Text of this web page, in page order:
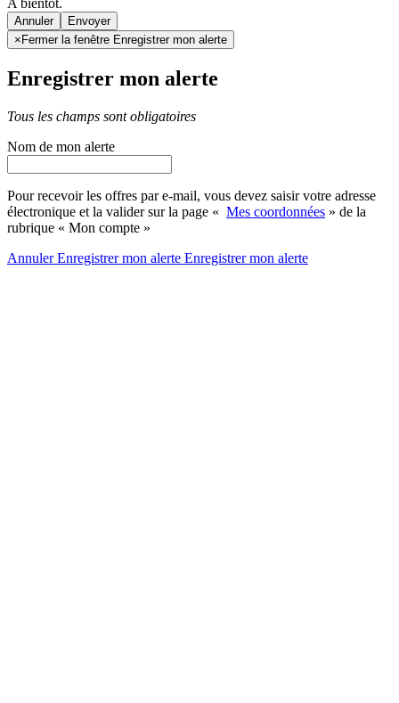
A bientôt.
Annuler
× Fermer la fenêtre Enregistrer mon alerte
Enregistrer mon alerte
Tous les champs sont obligatoires
Nom de mon alerte
Pour recevoir les offres par e-mail, vous devez saisir votre adresse
électronique et la valider sur la page « Mes coordonnées » de la
rubrique « Mon compte »
AnnulerEnregistrer mon alerte Enregistrermon alerte